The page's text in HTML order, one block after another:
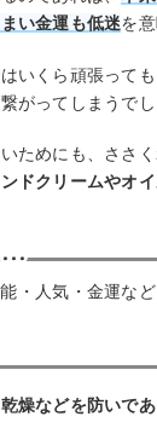
い金運も低迷を
いくら頑張って
がってしまうでし
ためにも、ささ
ドクリームやオ
･･
・人気・金運な
燥などを防いで